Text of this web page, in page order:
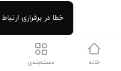
خانه دسته‌بندی
خطا در برقراری ارتباط